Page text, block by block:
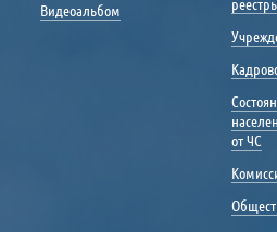
Видеоальбом
от ЧС